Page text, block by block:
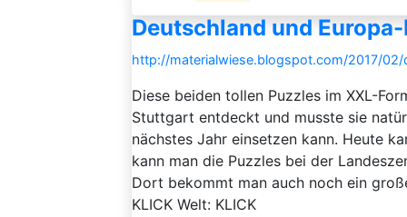
Deutschland und
http://materialwiese.blogspot.com/2017/
Diese beiden tollen Puzzles im XXL-
Stuttgart entdeckt und musste sie
nächstes Jahr einsetzen kann. Heute
kann man die Puzzles bei der
Dort bekommt man auch noch ein
KLICK Welt: KLICK